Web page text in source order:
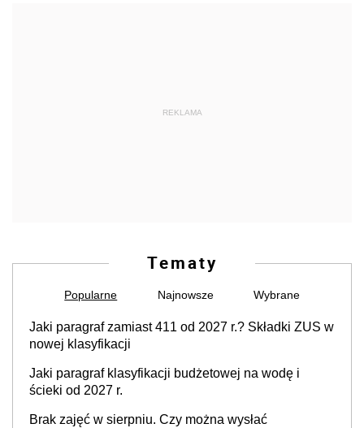
REKLAMA
Tematy
Popularne Najnowsze Wybrane
Jaki paragraf zamiast 411 od 2027 r.? Składki ZUS w
nowej klasyfikacji
Jaki paragraf klasyfikacji budżetowej na wodę i
ścieki od 2027 r.
Brak zajęć w sierpniu. Czy można wysłać